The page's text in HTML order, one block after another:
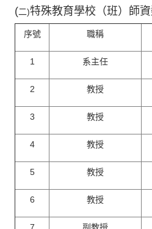
(二)特殊教育學校（班）師
序號 職稱
1 系主任
2 教授
3 教授
4 教授
5 教授
6 教授